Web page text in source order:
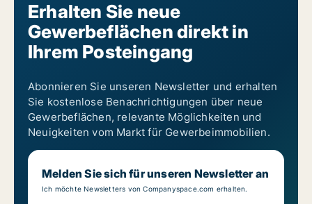
Erhalten Sie neue
Gewerbeflächen direkt in
Ihrem Posteingang
Abonnieren Sie unseren Newsletter und erhalten
Sie kostenlose Benachrichtigungen über neue
Gewerbeflächen, relevante Möglichkeiten und
Neuigkeiten vom Markt für Gewerbeimmobilien.
Melden Sie sich für unseren Newsletter an
Ich möchte Newsletters von Companyspace.com erhalten.